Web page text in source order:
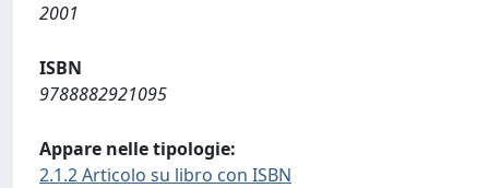
2001
ISBN
9788882921095
Appare nelle tipologie:
2.1.2 Articolo su libro con ISBN